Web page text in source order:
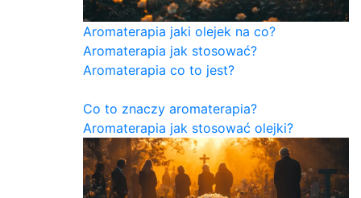
Aromaterapia jaki olejek na co?
Aromaterapia jak stosować?
Aromaterapia co to jest?
Co to znaczy aromaterapia?
Aromaterapia jak stosować olejki?